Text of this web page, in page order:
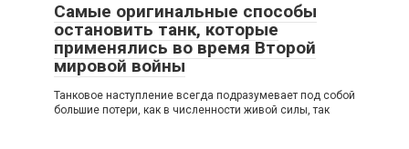
Самые оригинальные способы
остановить танк, которые
применялись во время Второй
мировой войны
Танковое наступление всегда подразумевает под собой
большие потери, как в численности живой силы, так